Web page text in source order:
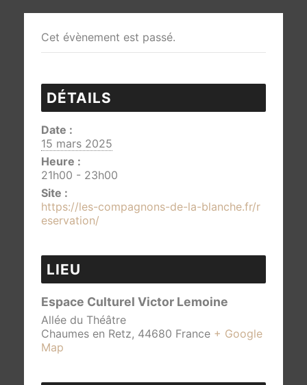
Cet évènement est passé.
DÉTAILS
Date :
15 mars 2025
Heure :
21h00 - 23h00
Site :
https://les-compagnons-de-la-blanche.fr/r
eservation/
LIEU
Espace Culturel Victor Lemoine
Allée du Théâtre
Chaumes en Retz, 44680 France + Google
Map